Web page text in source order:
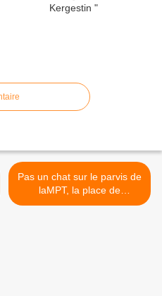
Pas un chat sur le parvis de
laMPT, la place de
Kermoysan ... >